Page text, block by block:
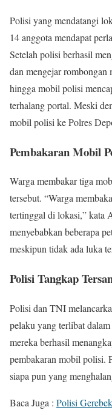
Polisi yang mendatangi
14 anggota mendapat
Setelah polisi berhasil
dan mengejar
hingga mobil polisi
terhalang portal. Meski
mobil polisi ke Polres
Pembakaran Mobil
Warga membakar tiga
tersebut. “Warga
tertinggal di lokasi,” kata
menyebabkan beberapa
meskipun tidak ada luka
Polisi Tangkap
Polisi dan TNI
pelaku yang terlibat
mereka berhasil
pembakaran mobil polisi.
siapa pun yang
Baca Juga : Polisi